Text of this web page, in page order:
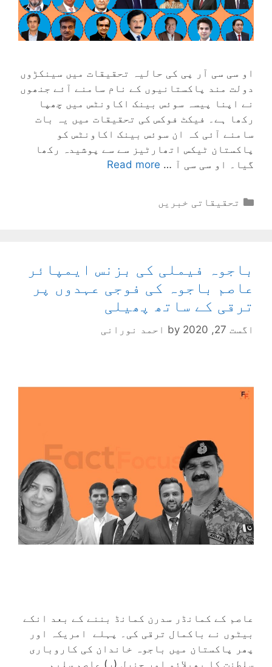
او سی سی آر پی کی حالیہ تحقیقات میں سینکڑوں
دولت مند پاکستانیوں کے نام سامنے آئے جنھوں
نے اپنا پیسہ سوئس بینک اکاونٹس میں چھپا
رکھا ہے۔ فیکٹ فوکس کی تحقیقات میں یہ بات
سامنے آئی کہ ان سوئس بینک اکاونٹس کو
پاکستان ٹیکس اتھارٹیز سے سے پوشیدہ رکھا
گیا۔ او سی سی آ … Read more
Categories
تحقیقاتی خبریں
باجوہ فیملی کی بزنس ایمپائر
عاصم باجوہ کی فوجی عہدوں پر
ترقی کے ساتھ پھیلی
اگست 27, 2020 by احمد نورانی
عاصم کے کمانڈر سدرن کمانڈ بننے کے بعد انکے
بیٹوں نے باکمال ترقی کی۔ پہلے امریکہ اور
پھر پاکستان میں باجوہ خاندان کی کاروباری
سلطنت کا پھیلائو اور جنرل (ر) عاصم سلیم